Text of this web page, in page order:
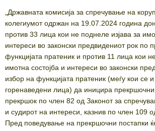
„Државната комисија за спречување на
колегиумот одржан на 19.07.2024 година
против 33 лица кои не поднеле изјава за
интереси во законски предвидениот рок по
функцијата пратеник и против 11 лица кои
имотна состојба и интереси во законски
избор на функцијата пратеник (меѓу кои се
горенаведени лица) да иницира прекршочни
прекршок по член 82 од Законот за
и судирот на интереси, казнив по член 109
Пред поведување на прекршочни постапки